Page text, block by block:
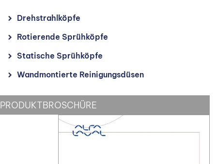
Drehstrahlköpfe
Rotierende Sprühköpfe
Statische Sprühköpfe
Wandmontierte Reinigungsdüsen
PRODUKTBROSCHÜRE